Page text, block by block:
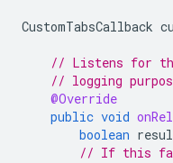
CustomTabsCallback
// Listens for
// logging
@Override
public void
boolean
// If this